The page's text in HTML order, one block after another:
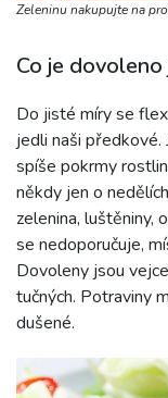
Zeleninu nakupujte na
Co je dovoleno
Do jisté míry se
jedli naši
spíše pokrmy
někdy jen o
zelenina, luštěniny,
se nedoporučuje,
Dovoleny jsou
tučných. Potraviny
dušené.